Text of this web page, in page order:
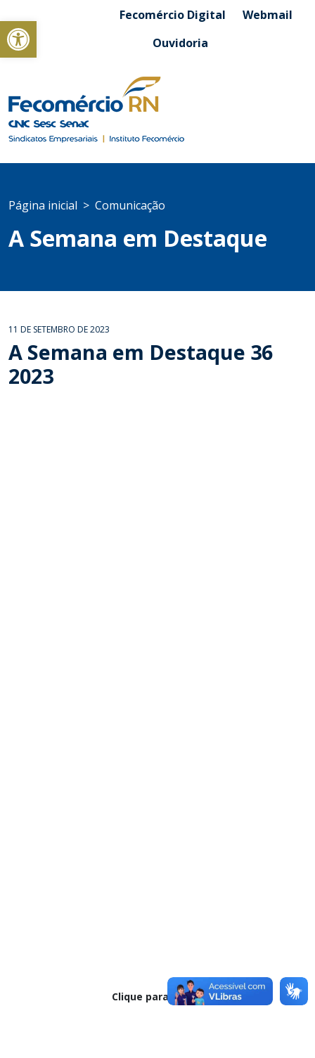
Abrir a barra de ferramentasFecomércio Digital
Webmail
Ouvidoria
Página inicial Comunicação
A Semana em Destaque
11 DE SETEMBRO DE 2023
A Semana em Destaque 36
2023
Clique para baixar